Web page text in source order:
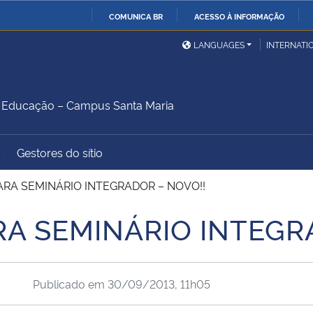
COMUNICA BR ACESSO À INFORMAÇÃO
Ministério da Defesa
Ministério das Relações
Exteriores
Ministério do
Desenvolvimento Regional
União
Advocacia-Geral da União Banco Central do Brasil
LANGUAGES
– Campus Santa Maria
Gestores do sítio
SEMINÁRIO INTEGRADOR – NOVO!!
SEMINÁRIO
Publicado em 30/09/2013, 11h05